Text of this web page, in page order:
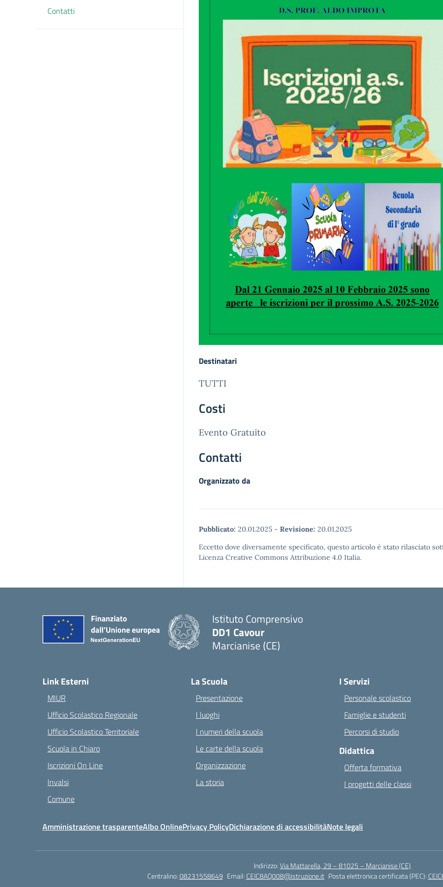
Contatti
Destinatari
TUTTI
Costi
Evento Gratuito
Contatti
Organizzato da
Pubblicato: 20.01.2025 - Revisione: 20.01.2025
Eccetto dove diversamente specificato, questo articolo è stato rilasciato
Licenza Creative Commons Attribuzione 4.0 Italia.
Istituto Comprensivo
DD1 Cavour
Marcianise (CE)
Link Esterni
MIUR
Ufficio Scolastico Regionale
Ufficio Scolastico Territoriale
Scuola in Chiaro
Iscrizioni On Line
Invalsi
Comune
La Scuola
Presentazione
I luoghi
I numeri della scuola
Le carte della scuola
Organizzazione
La storia
I Servizi
Personale scolastico
Famiglie e studenti
Percorsi di studio
Didattica
Offerta formativa
I progetti delle classi
Amministrazione trasparenteAlbo OnlinePrivacy PolicyDichiarazione di accessibilitàNote legali
Indirizzo:Via Mattarella, 29 – 81025 – Marcianise (CE)
Centralino:08231558649 Email: CEIC8AQ008@istruzione.it Posta elettronica certificata (PEC):